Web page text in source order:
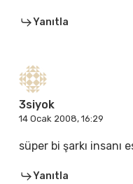
Yanıtla
3siyok
14 Ocak 2008, 16:29
süper bi şarkı insanı
Yanıtla